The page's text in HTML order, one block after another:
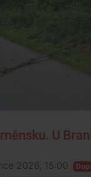
U
2026, 15:00